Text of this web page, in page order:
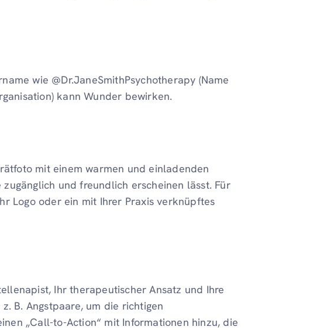
wie @Dr.JaneSmithPsychotherapy (Name
kann Wunder bewirken.
mit einem warmen und einladenden
und freundlich erscheinen lässt. Für
Logo oder ein mit Ihrer Praxis verknüpftes
Ihr therapeutischer Ansatz und Ihre
B. Angstpaare, um die richtigen
„Call-to-Action“ mit Informationen hinzu, die